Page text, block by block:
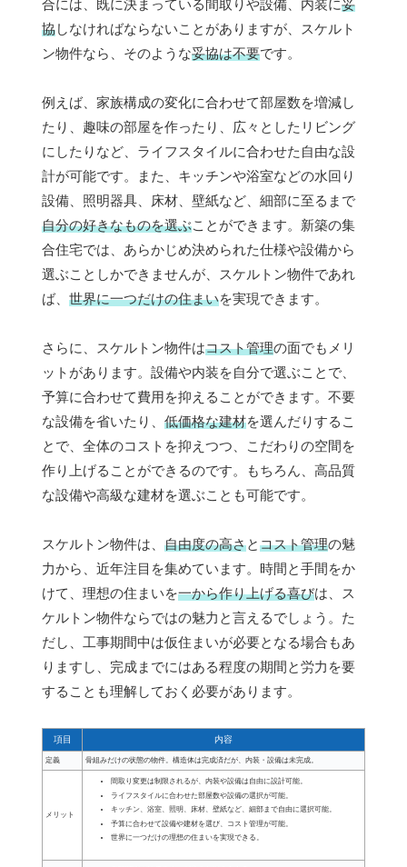
合には、既に決まっている間取りや設備、内装に妥
協しなければならないことがありますが、スケルト
ン物件なら、そのような妥協は不要です。
例えば、家族構成の変化に合わせて部屋数を増減し
たり、趣味の部屋を作ったり、広々としたリビング
にしたりなど、ライフスタイルに合わせた自由な設
計が可能です。また、キッチンや浴室などの水回り
設備、照明器具、床材、壁紙など、細部に至るまで
自分の好きなものを選ぶことができます。新築の集
合住宅では、あらかじめ決められた仕様や設備から
選ぶことしかできませんが、スケルトン物件であれ
ば、 世界に一つだけの住まいを実現できます。
さらに、スケルトン物件はコスト管理の面でもメリ
ットがあります。設備や内装を自分で選ぶことで、
予算に合わせて費用を抑えることができます。不要
な設備を省いたり、 低価格な建材を選んだりするこ
とで、全体のコストを抑えつつ、こだわりの空間を
作り上げることができるのです。もちろん、高品質
な設備や高級な建材を選ぶことも可能です。
スケルトン物件は、 自由度の高さとコスト管理の魅
力から、近年注目を集めています。時間と手間をか
けて、理想の住まいを一から作り上げる喜びは、ス
ケルトン物件ならではの魅力と言えるでしょう。た
だし、工事期間中は仮住まいが必要となる場合もあ
りますし、完成までにはある程度の期間と労力を要
することも理解しておく必要があります。
項目 内容
定義 骨組みだけの状態の物件。構造体は完成済だが、内装・設備は未完成。
メリット
間取り変更は制限されるが、内装や設備は自由に設計可能。
ライフスタイルに合わせた部屋数や設備の選択が可能。
キッチン、浴室、照明、床材、壁紙など、細部まで自由に選択可能。
予算に合わせて設備や建材を選び、コスト管理が可能。
世界に一つだけの理想の住まいを実現できる。